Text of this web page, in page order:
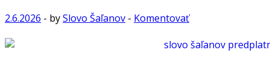
2.6.2026 - bySlovo Šaľanov - Komentovať